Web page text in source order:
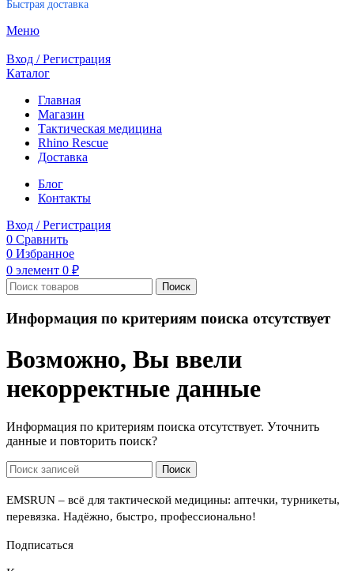
Быстрая доставка
Меню
Вход / Регистрация
Каталог
Главная
Магазин
Тактическая медицина
Rhino Rescue
Доставка
Блог
Контакты
Вход / Регистрация
0 Сравнить
0 Избранное
0 элемент 0 ₽
Поиск
Информация по критериям поиска отсутствует
Возможно, Вы ввели
некорректные данные
Информация по критериям поиска отсутствует. Уточнить
данные и повторить поиск?
Поиск
EMSRUN – всё для тактической медицины: аптечки, турникеты,
перевязка. Надёжно, быстро, профессионально!
Подписаться